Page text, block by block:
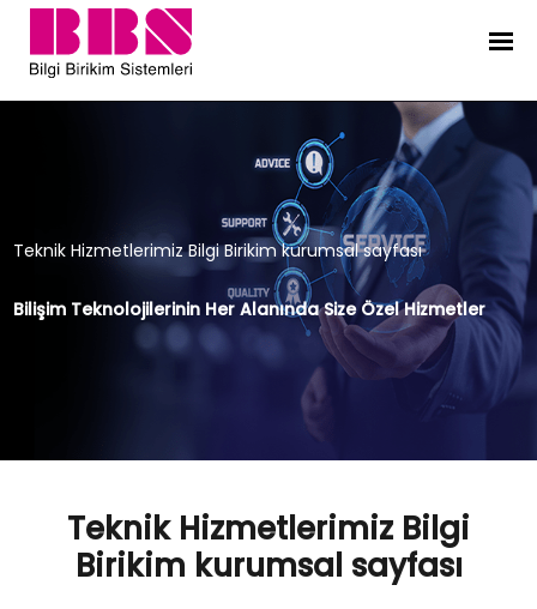
Teknik Hizmetlerimiz Bilgi Birikim
Teknik Hizmetlerimiz Bilgi Birikim kurumsal sayfası
Bilişim Teknolojilerinin Her Alanında Size Özel Hizmetler
Teknik Hizmetlerimiz Bilgi
Birikim kurumsal sayfası